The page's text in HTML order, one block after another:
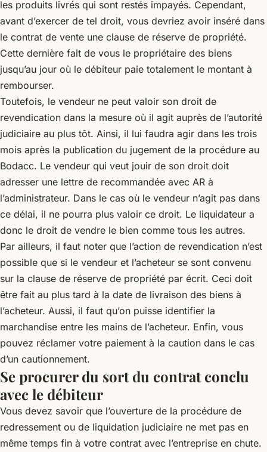
les produits livrés qui sont restés impayés. Cependant,
avant d’exercer de tel droit, vous devriez avoir inséré dans
le contrat de vente une clause de réserve de propriété.
Cette dernière fait de vous le propriétaire des biens
jusqu’au jour où le débiteur paie totalement le montant à
rembourser.
Toutefois, le vendeur ne peut valoir son droit de
revendication dans la mesure où il agit auprès de l’autorité
judiciaire au plus tôt. Ainsi, il lui faudra agir dans les trois
mois après la publication du jugement de la procédure au
Bodacc. Le vendeur qui veut jouir de son droit doit
adresser une lettre de recommandée avec AR à
l’administrateur. Dans le cas où le vendeur n’agit pas dans
ce délai, il ne pourra plus valoir ce droit. Le liquidateur a
donc le droit de vendre le bien comme tous les autres.
Par ailleurs, il faut noter que l’action de revendication n’est
possible que si le vendeur et l’acheteur se sont convenu
sur la clause de réserve de propriété par écrit. Ceci doit
être fait au plus tard à la date de livraison des biens à
l’acheteur. Aussi, il faut qu’on puisse identifier la
marchandise entre les mains de l’acheteur. Enfin, vous
pouvez réclamer votre paiement à la caution dans le cas
d’un cautionnement.
Se procurer du sort du contrat conclu
avec le débiteur
Vous devez savoir que l’ouverture de la procédure de
redressement ou de liquidation judiciaire ne met pas en
même temps fin à votre contrat avec l’entreprise en chute.